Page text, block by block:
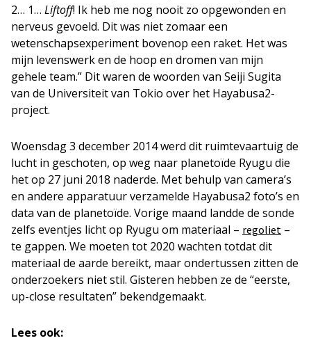
2… 1… Liftoff! Ik heb me nog nooit zo opgewonden en
nerveus gevoeld. Dit was niet zomaar een
wetenschapsexperiment bovenop een raket. Het was
mijn levenswerk en de hoop en dromen van mijn
gehele team.” Dit waren de woorden van Seiji Sugita
van de Universiteit van Tokio over het Hayabusa2-
project.
Woensdag 3 december 2014 werd dit ruimtevaartuig de
lucht in geschoten, op weg naar planetoïde Ryugu die
het op 27 juni 2018 naderde. Met behulp van camera’s
en andere apparatuur verzamelde Hayabusa2 foto’s en
data van de planetoïde. Vorige maand landde de sonde
zelfs eventjes licht op Ryugu om materiaal – regoliet –
te gappen. We moeten tot 2020 wachten totdat dit
materiaal de aarde bereikt, maar ondertussen zitten de
onderzoekers niet stil. Gisteren hebben ze de “eerste,
up-close resultaten” bekendgemaakt.
Lees ook: